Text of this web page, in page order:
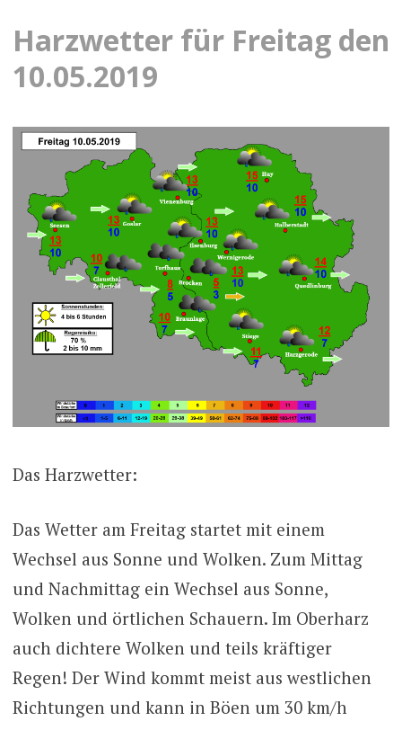
Harzwetter für Freitag den
10.05.2019
Das Harzwetter:
Das Wetter am Freitag startet mit einem
Wechsel aus Sonne und Wolken. Zum Mittag
und Nachmittag ein Wechsel aus Sonne,
Wolken und örtlichen Schauern. Im Oberharz
auch dichtere Wolken und teils kräftiger
Regen! Der Wind kommt meist aus westlichen
Richtungen und kann in Böen um 30 km/h